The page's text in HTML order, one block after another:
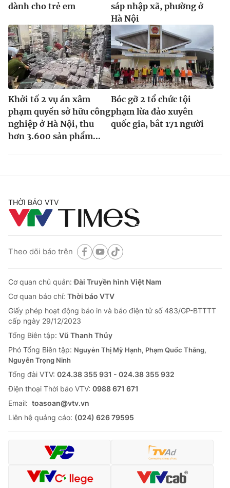
dành cho trẻ em
sáp nhập xã, phường ở
Hà Nội
Khởi tố 2 vụ án xâm
phạm quyền sở hữu công
nghiệp ở Hà Nội, thu
hơn 3.600 sản phẩm...
Bóc gỡ 2 tổ chức tội
phạm lừa đảo xuyên
quốc gia, bắt 171 người
THỜI BÁO VTV
Theo dõi báo trên
Cơ quan chủ quản:Đài Truyền hình Việt Nam
Cơ quan báo chí: Thời báo VTV
Giấy phép hoạt động báo in và báo điện tử số 483/GP-BTTTT
cấp ngày 29/12/2023
Tổng Biên tập: Vũ Thanh Thủy
Phó Tổng Biên tập: Nguyễn Thị Mỹ Hạnh, Phạm Quốc Thắng,
Nguyễn Trọng Ninh
Tổng đài VTV: 024.38 355 931 - 024.38 355 932
Ðiện thoại Thời báo VTV: 0988 671 671
Email: toasoan@vtv.vn
Liên hệ quảng cáo: (024) 626 79595